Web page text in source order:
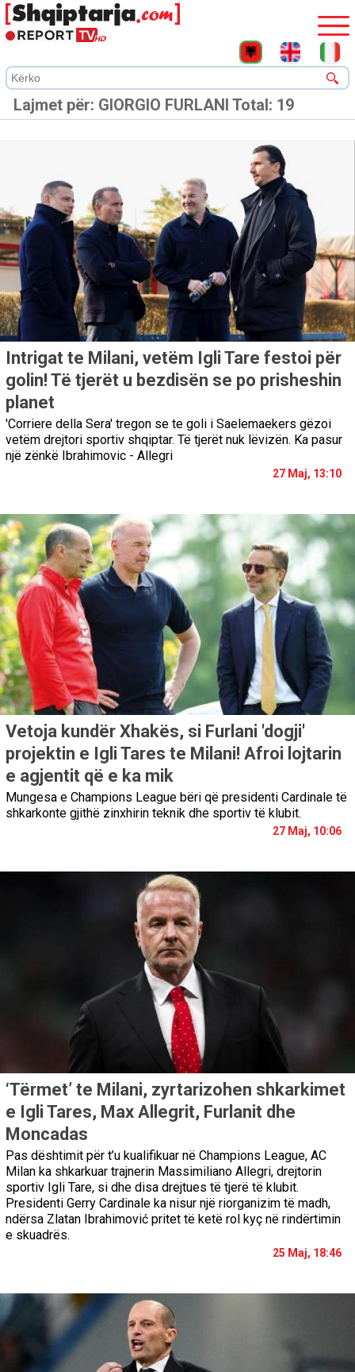
Lajmet për: GIORGIO FURLANI Total: 19
Intrigat te Milani, vetëm Igli Tare festoi për
golin! Të tjerët u bezdisën se po prisheshin
planet
'Corriere della Sera' tregon se te goli i Saelemaekers gëzoi
vetëm drejtori sportiv shqiptar. Të tjerët nuk lëvizën. Ka pasur
një zënkë Ibrahimovic - Allegri
27 Maj, 13:10
Vetoja kundër Xhakës, si Furlani 'dogji'
projektin e Igli Tares te Milani! Afroi lojtarin
e agjentit që e ka mik
Mungesa e Champions League bëri që presidenti Cardinale të
shkarkonte gjithë zinxhirin teknik dhe sportiv të klubit.
27 Maj, 10:06
‘Tërmet’ te Milani, zyrtarizohen shkarkimet
e Igli Tares, Max Allegrit, Furlanit dhe
Moncadas
Pas dështimit për t’u kualifikuar në Champions League, AC
Milan ka shkarkuar trajnerin Massimiliano Allegri, drejtorin
sportiv Igli Tare, si dhe disa drejtues të tjerë të klubit.
Presidenti Gerry Cardinale ka nisur një riorganizim të madh,
ndërsa Zlatan Ibrahimović pritet të ketë rol kyç në rindërtimin
e skuadrës.
25 Maj, 18:46